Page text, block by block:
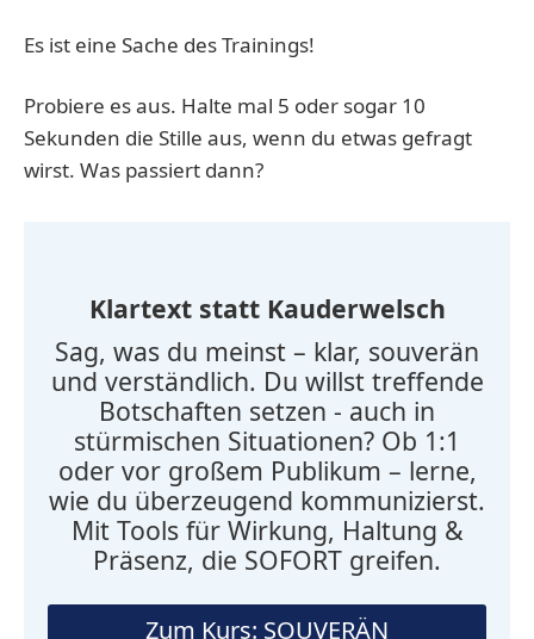
Es ist eine Sache des Trainings!
Probiere es aus. Halte mal 5 oder sogar 10
Sekunden die Stille aus, wenn du etwas gefragt
wirst. Was passiert dann?
Klartext statt Kauderwelsch
Sag, was du meinst – klar, souverän
und verständlich. Du willst treffende
Botschaften setzen - auch in
stürmischen Situationen? Ob 1:1
oder vor großem Publikum – lerne,
wie du überzeugend kommunizierst.
Mit Tools für Wirkung, Haltung &
Präsenz, die SOFORT greifen.
Zum Kurs: SOUVERÄN